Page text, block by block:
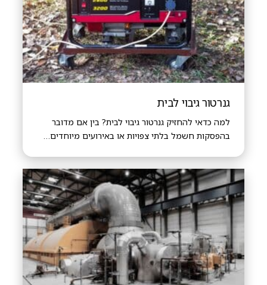
גנרטור גיבוי לבית
למה כדאי להחזיק גנרטור גיבוי לבית? בין אם מדובר
בהפסקות חשמל בלתי צפויות או באירועים מיוחדים…